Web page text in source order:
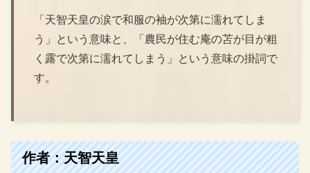
「天智天皇の涙で和服の袖が次第に濡れてしま
う」という意味と、「農民が住む庵の苫が目が粗
く露で次第に濡れてしまう」という意味の掛詞で
す。
作者：天智天皇